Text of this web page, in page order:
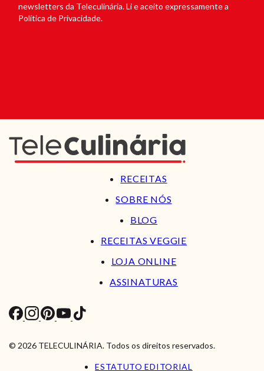
newsletters da Teleculinária. Li e aceito expressamente a
Política de Privacidade.
RECEITAS
SOBRE NÓS
BLOG
RECEITAS VEGGIE
LOJA ONLINE
ASSINATURAS
© 2026 TELECULINÁRIA. Todos os direitos reservados.
ESTATUTO EDITORIAL